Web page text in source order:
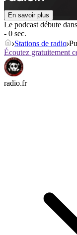
En savoir plus
Le podcast débute dans
- 0 sec.
Stations de radio
Écoutez gratuitement
radio.fr